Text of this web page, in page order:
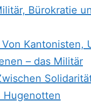
Bürokratie
Kantonisten,
– das Militär
Hugenotten